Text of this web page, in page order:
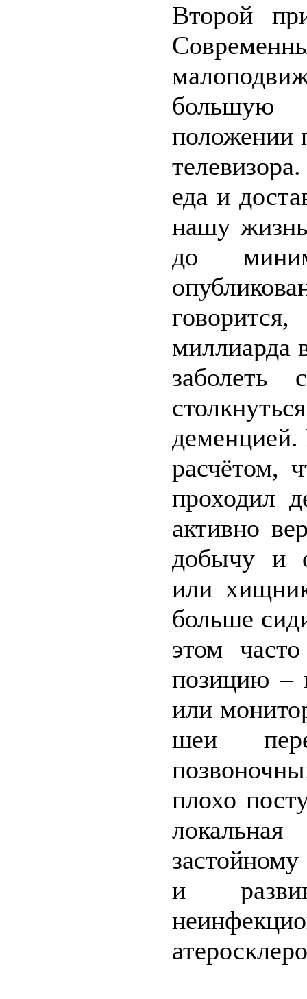
Второй
большую
положении
еда и
нашу
до
миллиарда
заболеть
деменцией.
расчётом,
проходил
активно
добычу и
или
больше
этом
позицию –
или
шеи
плохо
и